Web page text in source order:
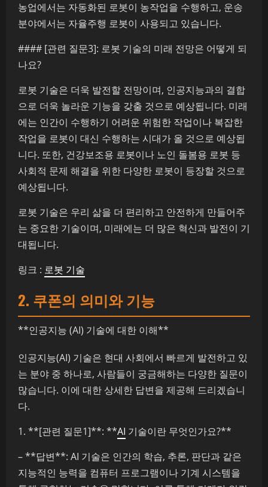
농업에서는 자동화된 로봇이 농작업을 수행하고, 운송
분야에서는 자율주행 로봇이 사용되고 있습니다.
#### [관련 질문3]: 로봇 기술의 미래 전망은 어떻게 되
나요?
로봇 기술은 더욱 발전할 전망이며, 인공지능과의 결합
으로 더욱 놀라운 기능을 갖출 것으로 예상됩니다. 미래
에는 인간이 수행하기 어려운 위험한 작업이나 복잡한
작업을 로봇이 대신 수행하는 시대가 올 것으로 예상됩
니다. 또한, 건강보조용 로봇이나 노인 돌봄용 로봇 등
사회적 문제 해결을 위한 다양한 로봇이 등장할 것으로
예상됩니다.
로봇 기술은 우리 삶을 더 편리하고 안전하게 만들어주
는 중요한 기술이며, 미래에는 더 많은 혁신과 발전이 기
대됩니다.
링크 : 로봇 기술
2. 쿠폰의 의미와 기능
**인공지능 (AI) 기술에 대한 이해**
인공지능(AI) 기술은 현대 사회에서 빠르게 발전하고 있
는 분야 중 하나로, 사람들이 궁금해하는 다양한 질문이
많습니다. 이에 대한 상세한 답변을 제공해 드리겠습니
다.
1. **[관련 질문1]**: **AI 기술이란 무엇인가요?**
– **답변**: AI 기술은 인간의 학습, 추론, 판단과 같은
지능적인 능력을 컴퓨터 프로그램이나 기계 시스템을